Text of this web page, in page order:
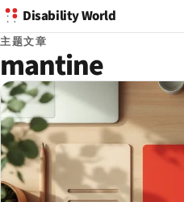
Disability World
主题文章
mantine